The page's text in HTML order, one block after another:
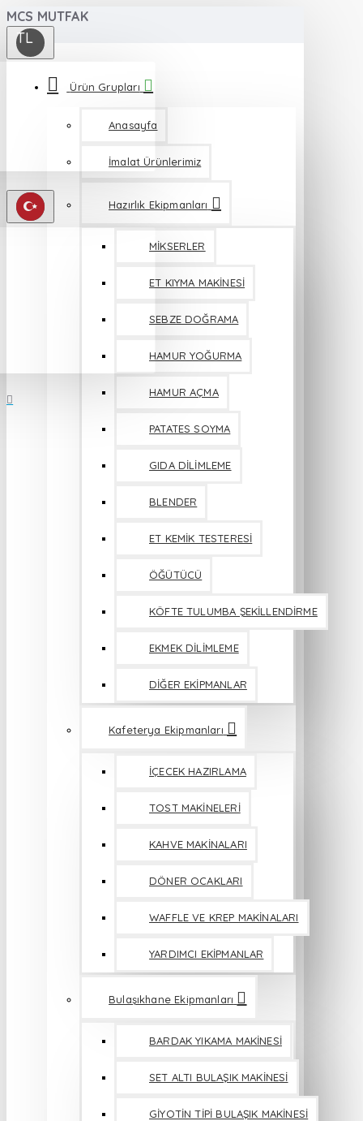
MCS MUTFAK
TL
Ürün Grupları
Anasayfa
İmalat Ürünlerimiz
Hazırlık Ekipmanları
MİKSERLER
ET KIYMA MAKİNESİ
SEBZE DOĞRAMA
HAMUR YOĞURMA
HAMUR AÇMA
PATATES SOYMA
GIDA DİLİMLEME
BLENDER
ET KEMİK TESTERESİ
ÖĞÜTÜCÜ
KÖFTE TULUMBA ŞEKİLLENDİRME
EKMEK DİLİMLEME
DİĞER EKİPMANLAR
Kafeterya Ekipmanları
İÇECEK HAZIRLAMA
TOST MAKİNELERİ
KAHVE MAKİNALARI
DÖNER OCAKLARI
WAFFLE VE KREP MAKİNALARI
YARDIMCI EKİPMANLAR
Bulaşıkhane Ekipmanları
BARDAK YIKAMA MAKİNESİ
SET ALTI BULAŞIK MAKİNESİ
GİYOTİN TİPİ BULAŞIK MAKİNESİ